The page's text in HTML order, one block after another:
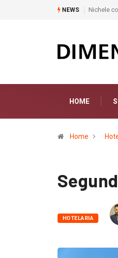
NEWS
de construção do BrasilModa
HOME
Home
HOTELARIA